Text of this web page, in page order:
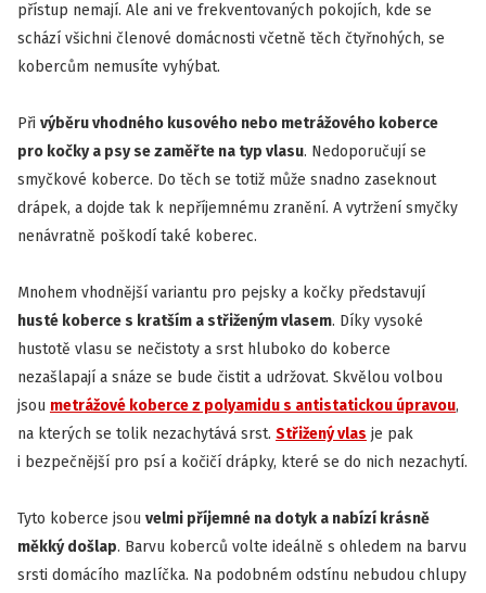
přístup nemají. Ale ani ve frekventovaných pokojích, kde se
schází všichni členové domácnosti včetně těch čtyřnohých, se
kobercům nemusíte vyhýbat.
Při výběru vhodného kusového nebo metrážového koberce
pro kočky a psy se zaměřte na typ vlasu. Nedoporučují se
smyčkové koberce. Do těch se totiž může snadno zaseknout
drápek, a dojde tak k nepříjemnému zranění. A vytržení smyčky
nenávratně poškodí také koberec.
Mnohem vhodnější variantu pro pejsky a kočky představují
husté koberce s kratším a střiženým vlasem. Díky vysoké
hustotě vlasu se nečistoty a srst hluboko do koberce
nezašlapají a snáze se bude čistit a udržovat. Skvělou volbou
jsou metrážové koberce z polyamidu s antistatickou úpravou,
na kterých se tolik nezachytává srst. Střižený vlas je pak
i bezpečnější pro psí a kočičí drápky, které se do nich nezachytí.
Tyto koberce jsou velmi příjemné na dotyk a nabízí krásně
měkký došlap. Barvu koberců volte ideálně s ohledem na barvu
srsti domácího mazlíčka. Na podobném odstínu nebudou chlupy